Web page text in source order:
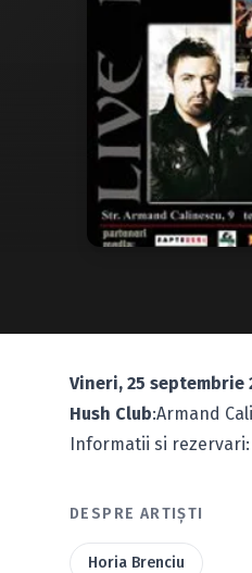
Vineri, 25 septembrie
Hush Club:Armand
Informatii si rezervari:
DESPRE ARTIȘTI
Horia Brenciu